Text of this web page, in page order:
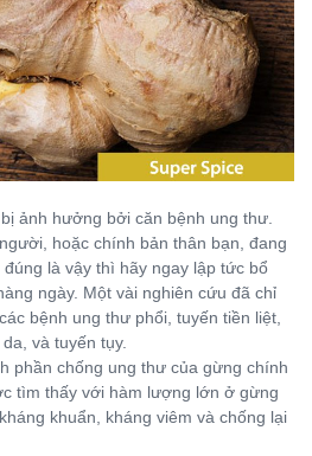
ảnh hưởng bởi căn bệnh ung thư.
hoặc chính bản thân bạn, đang
là vậy thì hãy ngay lập tức bổ
ngày. Một vài nghiên cứu đã chỉ
bệnh ung thư phổi, tuyến tiền liệt,
và tuyến tụy.
phần chống ung thư của gừng chính
tìm thấy với hàm lượng lớn ở gừng
khuẩn, kháng viêm và chống lại